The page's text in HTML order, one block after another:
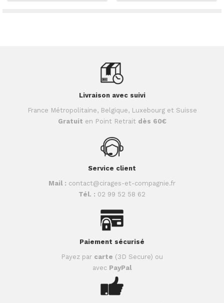
Livraison avec suivi
France Métropolitaine, Belgique, Luxebourg et Suisse
Gratuit en Point Retrait dès 60€
Service client
Mail : contact@cirages-et-compagnie.fr
Tél. : 02 99 52 58 62
Paiement sécurisé
Payez par carte (3D Secure) ou
avec PayPal